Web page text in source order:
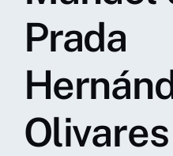
Prada
Olivares